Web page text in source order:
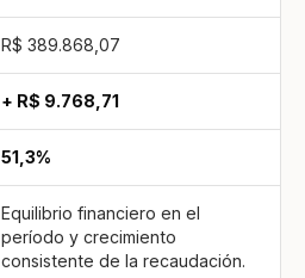
R$ 389.868,07
+ R$ 9.768,71
51,3%
Equilibrio financiero en el
período y crecimiento
consistente de la recaudación.